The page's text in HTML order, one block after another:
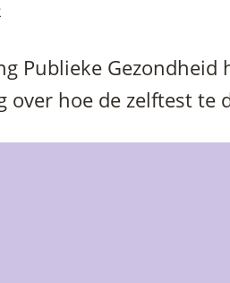
Publieke
over hoe de zelftest te